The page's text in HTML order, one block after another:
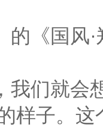
《国风·
我们就会
样子。